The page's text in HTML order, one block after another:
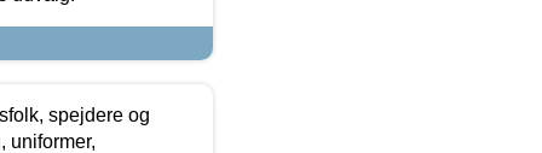
spejdere og
uniformer,